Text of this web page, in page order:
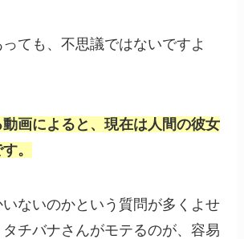
ても、不思議ではないですよ
画によると、現在は人間の彼女
。
ないのかという質問が多くよせ
チバナさんがモテるのが、容易